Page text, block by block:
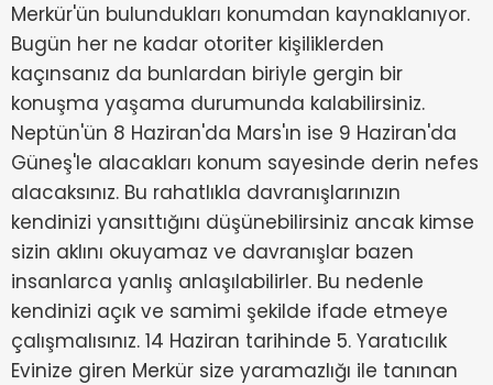
Merkür'ün bulundukları konumdan kaynaklanıyor.
Bugün her ne kadar otoriter kişiliklerden
kaçınsanız da bunlardan biriyle gergin bir
konuşma yaşama durumunda kalabilirsiniz.
Neptün'ün 8 Haziran'da Mars'ın ise 9 Haziran'da
Güneş'le alacakları konum sayesinde derin nefes
alacaksınız. Bu rahatlıkla davranışlarınızın
kendinizi yansıttığını düşünebilirsiniz ancak kimse
sizin aklını okuyamaz ve davranışlar bazen
insanlarca yanlış anlaşılabilirler. Bu nedenle
kendinizi açık ve samimi şekilde ifade etmeye
çalışmalısınız. 14 Haziran tarihinde 5. Yaratıcılık
Evinize giren Merkür size yaramazlığı ile tanınan